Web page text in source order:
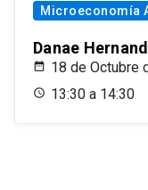
Microeconomía
Danae
18 de Octubre
13:30 a 14:30